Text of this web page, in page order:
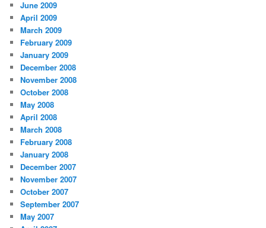
June 2009
April 2009
March 2009
February 2009
January 2009
December 2008
November 2008
October 2008
May 2008
April 2008
March 2008
February 2008
January 2008
December 2007
November 2007
October 2007
September 2007
May 2007